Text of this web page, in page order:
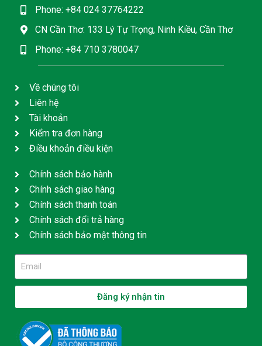
Phone: +84 024 37764222
CN Cần Thơ: 133 Lý Tự Trọng, Ninh Kiều, Cần Thơ
Phone: +84 710 3780047
Về chúng tôi
Liên hệ
Tài khoản
Kiểm tra đơn hàng
Điều khoản điều kiện
Chính sách bảo hành
Chính sách giao hàng
Chính sách thanh toán
Chính sách đổi trả hàng
Chính sách bảo mật thông tin
Đăng ký nhận tin